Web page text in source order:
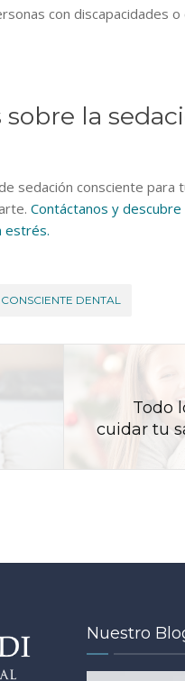
con discapacidades
la
sedación consciente
Contáctanos y
estrés.
DENTAL
Todo
cuidar tu
Nuestro